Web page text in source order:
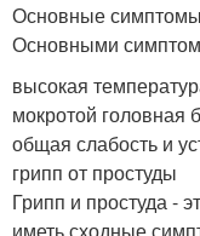
Основные симптомы
Основными
высокая
мокротой головная
общая слабость и
грипп от простуды
Грипп и простуда -